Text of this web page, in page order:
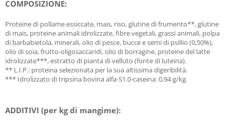
COMPOSIZIONE:
Proteine di pollame essiccate, mais, riso, glutine di frumento**, glutine
di mais, proteine animali idrolizzate, fibre vegetali, grassi animali, polpa
di barbabietola, minerali, olio di pesce, bucce e semi di psillio (0,50%),
olio di soia, frutto-oligosaccaridi, olio di borragine, proteine del latte
idrolizzate***, estratto di pianta di velluto (fonte di luteina).
** L.I.P.: proteina selezionata per la sua altissima digeribilità.
*** Idrolizzato di tripsina bovina alfa-S1.0-caseina: 0,94 g/kg.
ADDITIVI (per kg di mangime):